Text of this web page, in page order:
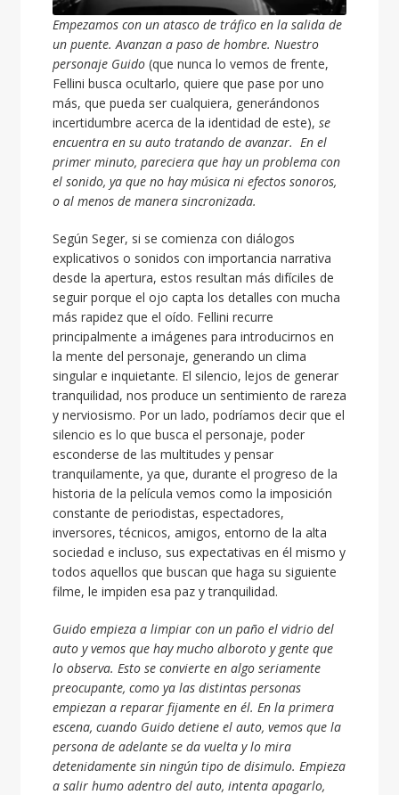
Empezamos con un atasco de tráfico en la salida de
un puente. Avanzan a paso de hombre. Nuestro
personaje Guido(que nunca lo vemos de frente,
Fellini busca ocultarlo, quiere que pase por uno
más, que pueda ser cualquiera, generándonos
incertidumbre acerca de la identidad de este), se
encuentra en su auto tratando de avanzar. En el
primer minuto, pareciera que hay un problema con
el sonido, ya que no hay música ni efectos sonoros,
o al menos de manera sincronizada.
Según Seger, si se comienza con diálogos
explicativos o sonidos con importancia narrativa
desde la apertura, estos resultan más difíciles de
seguir porque el ojo capta los detalles con mucha
más rapidez que el oído. Fellini recurre
principalmente a imágenes para introducirnos en
la mente del personaje, generando un clima
singular e inquietante. El silencio, lejos de generar
tranquilidad, nos produce un sentimiento de rareza
y nerviosismo. Por un lado, podríamos decir que el
silencio es lo que busca el personaje, poder
esconderse de las multitudes y pensar
tranquilamente, ya que, durante el progreso de la
historia de la película vemos como la imposición
constante de periodistas, espectadores,
inversores, técnicos, amigos, entorno de la alta
sociedad e incluso, sus expectativas en él mismo y
todos aquellos que buscan que haga su siguiente
filme, le impiden esa paz y tranquilidad.
Guido empieza a limpiar con un paño el vidrio del
auto y vemos que hay mucho alboroto y gente que
lo observa. Esto se convierte en algo seriamente
preocupante, como ya las distintas personas
empiezan a reparar fijamente en él. En la primera
escena, cuando Guido detiene el auto, vemos que la
persona de adelante se da vuelta y lo mira
detenidamente sin ningún tipo de disimulo. Empieza
a salir humo adentro del auto, intenta apagarlo,